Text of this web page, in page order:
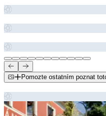
Pomozte ostatním poznat